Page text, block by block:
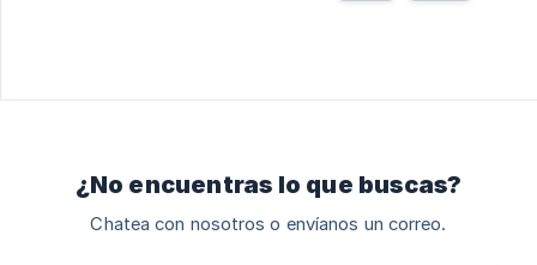
¿No encuentras lo que buscas?
Chatea con nosotros o envíanos un correo.